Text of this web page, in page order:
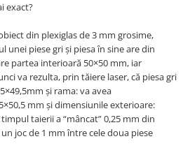
exact?
din plexiglas de 3 mm grosime,
unei piese gri și piesa în sine are din
partea interioară 50×50 mm, iar
va rezulta, prin tăiere laser, că piesa gri
și rama: va avea
mm și dimensiunile exterioare:
taierii a “mâncat” 0,25 mm din
joc de 1 mm între cele doua piese